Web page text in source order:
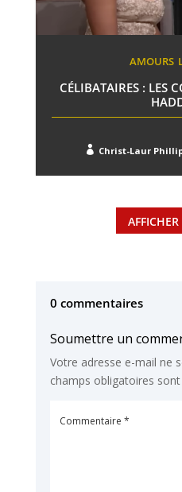
AMOURS
CÉLIBATAIRES : LES
 Christ-Laur
0 commentaires
Soumettre un
Votre adresse e-mail ne
champs obligatoires